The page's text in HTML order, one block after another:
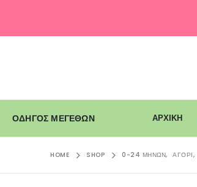
ΟΔΗΓΟΣ ΜΕΓΕΘΩΝ ΑΡΧΙΚΗ
HOME SHOP 0-24 ΜΗΝΏΝ, ΑΓΌΡΙ,